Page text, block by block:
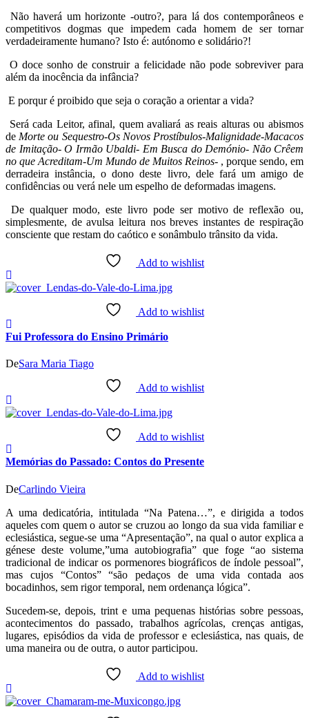
Não haverá um horizonte -outro?, para lá dos contemporâneos e
competitivos dogmas que impedem cada homem de ser tornar
verdadeiramente humano? Isto é: autónomo e solidário?!
O doce sonho de construir a felicidade não pode sobreviver para
além da inocência da infância?
E porqur é proibido que seja o coração a orientar a vida?
Será cada Leitor, afinal, quem avaliará as reais alturas ou abismos
de Morte ou Sequestro-Os Novos Prostíbulos-Malignidade-Macacos
de Imitação- O Irmão Ubaldi- Em Busca do Demónio- Não Crêem
no que Acreditam-Um Mundo de Muitos Reinos- , porque sendo, em
derradeira instância, o dono deste livro, dele fará um amigo de
confidências ou verá nele um espelho de deformadas imagens.
De qualquer modo, este livro pode ser motivo de reflexão ou,
simplesmente, de avulsa leitura nos breves instantes de respiração
consciente que restam do caótico e sonâmbulo trânsito da vida.
Add to wishlist
Add to wishlist
Fui Professora do Ensino Primário
DeSara Maria Tiago
Add to wishlist
Add to wishlist
Memórias do Passado: Contos do Presente
DeCarlindo Vieira
A uma dedicatória, intitulada “Na Patena…”, e dirigida a todos
aqueles com quem o autor se cruzou ao longo da sua vida familiar e
eclesiástica, segue-se uma “Apresentação”, na qual o autor explica a
génese deste volume,”uma autobiografia” que foge “ao sistema
tradicional de indicar os pormenores biográficos de índole pessoal”,
mas cujos “Contos” “são pedaços de uma vida contada aos
bocadinhos, sem rigor temporal, nem ordenança lógica”.
Sucedem-se, depois, trint e uma pequenas histórias sobre pessoas,
acontecimentos do passado, trabalhos agrícolas, crenças antigas,
lugares, episódios da vida de professor e eclesiástica, nas quais, de
uma maneira ou de outra, o autor participou.
Add to wishlist